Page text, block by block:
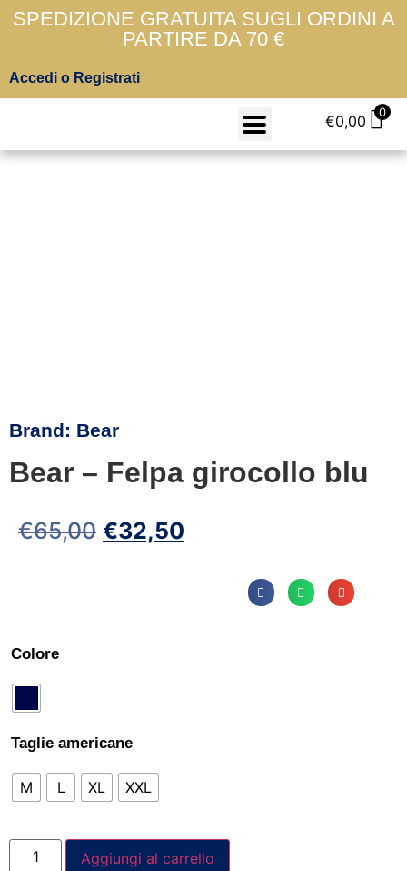
SPEDIZIONE GRATUITA SUGLI ORDINI A
PARTIRE DA 70 €
Accedi o Registrati
€0,00 0
Brand: Bear
Bear – Felpa girocollo blu
€65,00 €32,50
Colore
Taglie americane
M L XL XXL
Aggiungi al carrello